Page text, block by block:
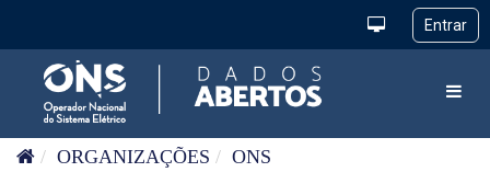
ORGANIZAÇÕES
ONS